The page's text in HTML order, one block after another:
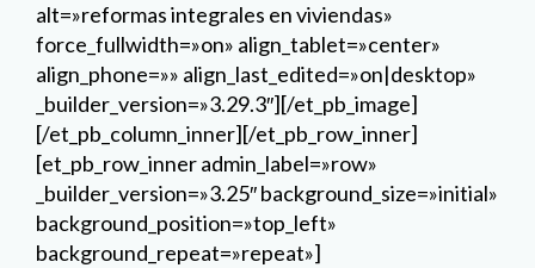
alt=»reformas integrales en viviendas»
force_fullwidth=»on» align_tablet=»center»
align_phone=»» align_last_edited=»on|desktop»
_builder_version=»3.29.3″][/et_pb_image]
[/et_pb_column_inner][/et_pb_row_inner]
[et_pb_row_inner admin_label=»row»
_builder_version=»3.25″ background_size=»initial»
background_position=»top_left»
background_repeat=»repeat»]